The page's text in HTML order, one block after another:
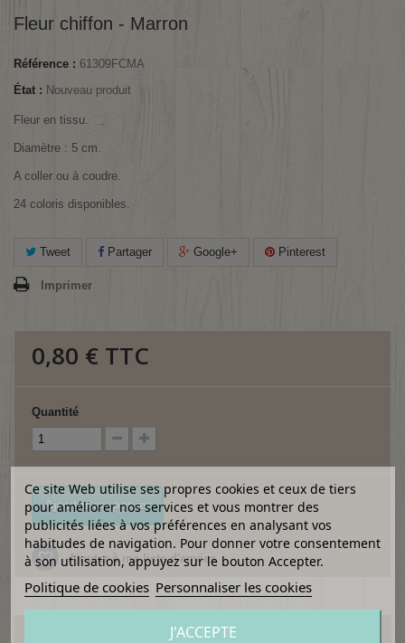
Fleur chiffon - Marron
Référence : 61309FCMA
État : Nouveau produit
Fleur en tissu.
Diamètre : 5 cm.
A coller ou à coudre.
24 coloris disponibles.
Tweet Partager Google+ Pinterest
Imprimer
0,80 € TTC
Quantité
Ajouter au panier
Ajouter à ma liste d'envies
Ce site Web utilise ses propres cookies et ceux de tiers
pour améliorer nos services et vous montrer des
publicités liées à vos préférences en analysant vos
habitudes de navigation. Pour donner votre consentement
à son utilisation, appuyez sur le bouton Accepter.
Politique de cookies Personnaliser les cookies
J'ACCEPTE